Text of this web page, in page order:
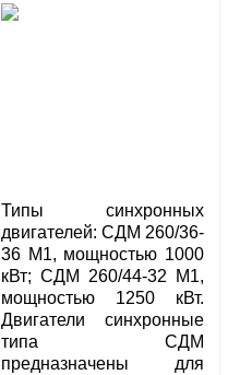
Типы синхронных
двигателей: СДМ 260/36-
36 М1, мощностью 1000
кВт; СДМ 260/44-32 М1,
мощностью 1250 кВт.
Двигатели синхронные
типа СДМ
предназначены для